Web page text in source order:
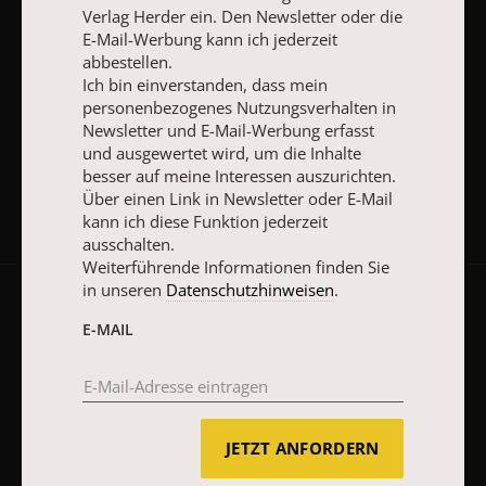
JETZT ANMELDEN
Vertrag widerrufen Abo online kündigen
Verlag Herder ein. Den Newsletter oder die
E-Mail-Werbung kann ich jederzeit
abbestellen.
Ich bin einverstanden, dass mein
personenbezogenes Nutzungsverhalten in
Newsletter und E-Mail-Werbung erfasst
und ausgewertet wird, um die Inhalte
besser auf meine Interessen auszurichten.
Über einen Link in Newsletter oder E-Mail
kann ich diese Funktion jederzeit
ausschalten.
Weiterführende Informationen finden Sie
in unseren Datenschutzhinweisen.
E-MAIL
JETZT ANFORDERN